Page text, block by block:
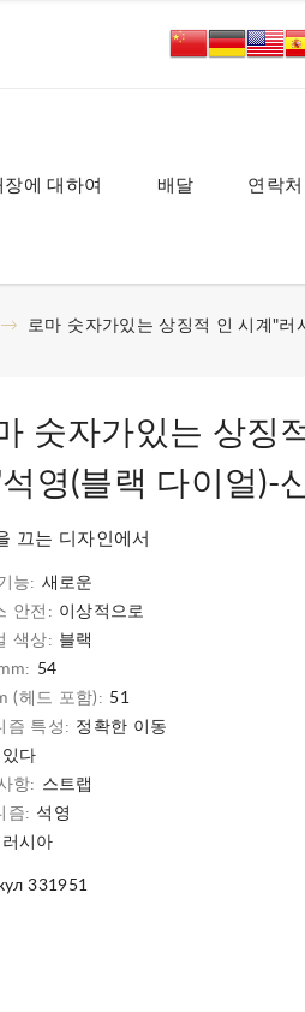
장에 대하여 배달 연락처
로마 숫자가있는 상징적 인 시계"러
숫자가있는 상징
영(블랙 다이얼)-
끄는 디자인에서
능: 새로운
안전: 이상적으로
색상: 블랙
54
(헤드 포함): 51
즘 특성: 정확한 이동
있다
항: 스트랩
즘: 석영
러시아
331951